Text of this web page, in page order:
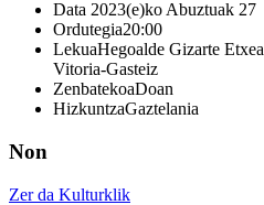
Data 2023(e)ko Abuztuak 27
Ordutegia20:00
LekuaHegoalde Gizarte Etxea
Vitoria-Gasteiz
ZenbatekoaDoan
HizkuntzaGaztelania
Non
Zer da Kulturklik